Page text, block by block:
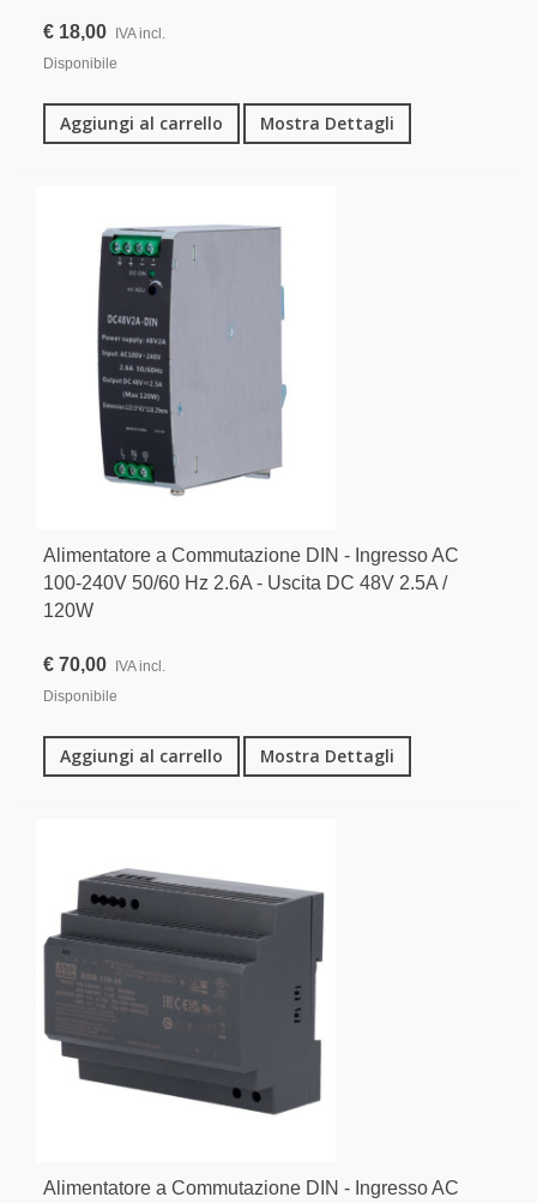
€ 18,00
IVA incl.
Disponibile
Aggiungi al carrello Mostra Dettagli
Alimentatore a Commutazione DIN - Ingresso AC
100-240V 50/60 Hz 2.6A - Uscita DC 48V 2.5A /
120W
€ 70,00
IVA incl.
Disponibile
Aggiungi al carrello Mostra Dettagli
Alimentatore a Commutazione DIN - Ingresso AC